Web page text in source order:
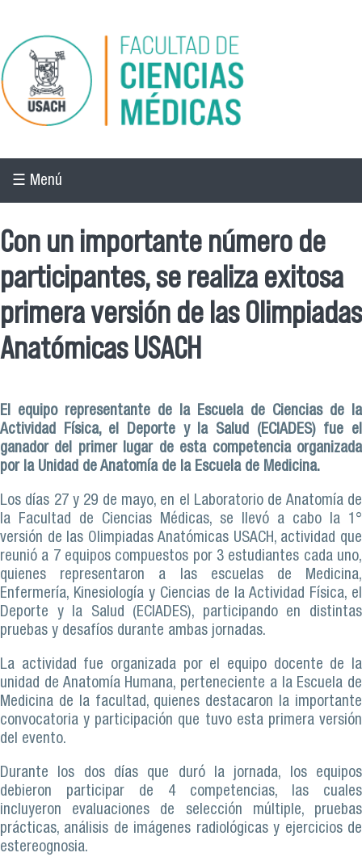
Pasar al contenido principal
☰ Menú
Con un importante número de
participantes, se realiza exitosa
primera versión de las Olimpiadas
Anatómicas USACH
El equipo representante de la Escuela de Ciencias de la
Actividad Física, el Deporte y la Salud (ECIADES) fue el
ganador del primer lugar de esta competencia organizada
por la Unidad de Anatomía de la Escuela de Medicina.
Los días 27 y 29 de mayo, en el Laboratorio de Anatomía de
la Facultad de Ciencias Médicas, se llevó a cabo la 1°
versión de las Olimpiadas Anatómicas USACH, actividad que
reunió a 7 equipos compuestos por 3 estudiantes cada uno,
quienes representaron a las escuelas de Medicina,
Enfermería, Kinesiología y Ciencias de la Actividad Física, el
Deporte y la Salud (ECIADES), participando en distintas
pruebas y desafíos durante ambas jornadas.
La actividad fue organizada por el equipo docente de la
unidad de Anatomía Humana, perteneciente a la Escuela de
Medicina de la facultad, quienes destacaron la importante
convocatoria y participación que tuvo esta primera versión
del evento.
Durante los dos días que duró la jornada, los equipos
debieron participar de 4 competencias, las cuales
incluyeron evaluaciones de selección múltiple, pruebas
prácticas, análisis de imágenes radiológicas y ejercicios de
estereognosia.